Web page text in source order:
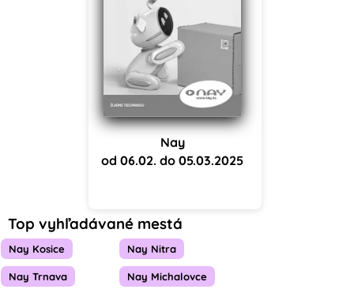
Nay
od 06.02. do 05.03.2025
Top vyhľadávané mestá
Nay Kosice Nay Nitra
Nay Trnava Nay Michalovce